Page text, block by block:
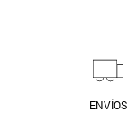
ENVÍOS